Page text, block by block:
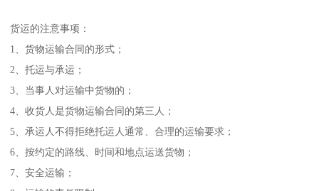
货运的注意事项：
1、货物运输合同的形式；
2、托运与承运；
3、当事人对运输中货物的；
4、收货人是货物运输合同的第三人；
5、承运人不得拒绝托运人通常、合理的运输要求；
6、按约定的路线、时间和地点运送货物；
7、安全运输；